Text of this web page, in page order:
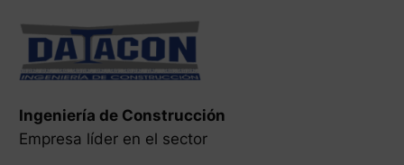
contenido
Ingeniería de Construcción
Empresa líder en el sector